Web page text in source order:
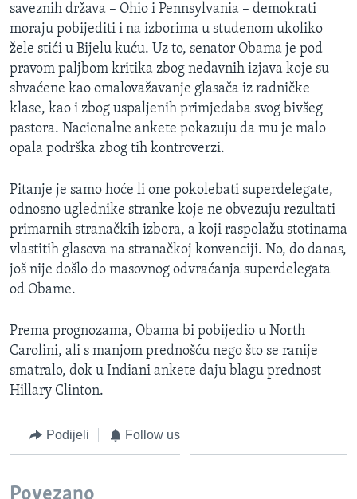
saveznih država – Ohio i Pennsylvania – demokrati
moraju pobijediti i na izborima u studenom ukoliko
žele stići u Bijelu kuću. Uz to, senator Obama je pod
pravom paljbom kritika zbog nedavnih izjava koje su
shvaćene kao omalovažavanje glasača iz radničke
klase, kao i zbog uspaljenih primjedaba svog bivšeg
pastora. Nacionalne ankete pokazuju da mu je malo
opala podrška zbog tih kontroverzi.
Pitanje je samo hoće li one pokolebati superdelegate,
odnosno uglednike stranke koje ne obvezuju rezultati
primarnih stranačkih izbora, a koji raspolažu stotinama
vlastitih glasova na stranačkoj konvenciji. No, do danas,
još nije došlo do masovnog odvraćanja superdelegata
od Obame.
Prema prognozama, Obama bi pobijedio u North
Carolini, ali s manjom prednošću nego što se ranije
smatralo, dok u Indiani ankete daju blagu prednost
Hillary Clinton.
Podijeli Follow us